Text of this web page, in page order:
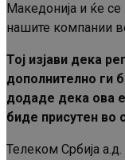
Македонија и ќе
нашите компании
Тој изјави дека
дополнително ги
додаде дека ова
биде присутен во
Телеком Србија